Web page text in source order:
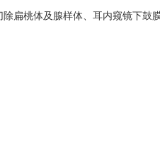
扁桃体及腺样体、耳内窥镜下鼓